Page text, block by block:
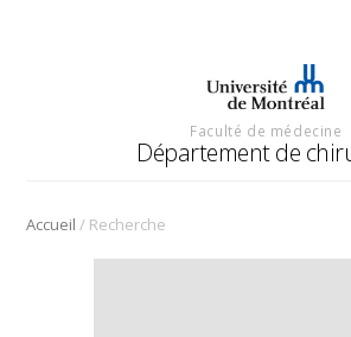
Faculté de médecine
Département de
Accueil / Recherche